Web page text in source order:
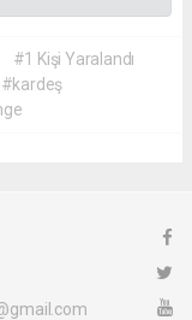
#1 Kişi Yaralandı
#kardeş